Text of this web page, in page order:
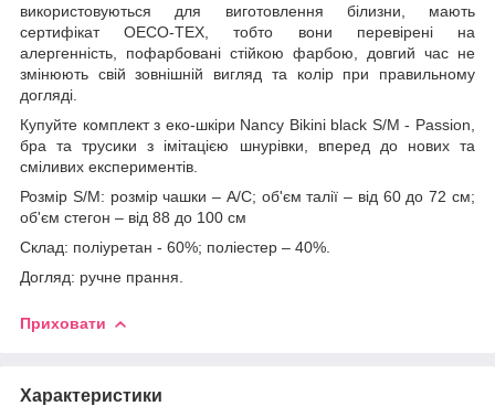
використовуються для виготовлення білизни, мають
сертифікат OECO-TEX, тобто вони перевірені на
алергенність, пофарбовані стійкою фарбою, довгий час не
змінюють свій зовнішній вигляд та колір при правильному
догляді.
Купуйте комплект з еко-шкіри Nancy Bikini black S/M - Passion,
бра та трусики з імітацією шнурівки, вперед до нових та
сміливих експериментів.
Розмір S/M: розмір чашки – A/C; об'єм талії – від 60 до 72 см;
об'єм стегон – від 88 до 100 см
Cклад: поліуретан - 60%; поліестер – 40%.
Догляд: ручне прання.
Приховати
Характеристики